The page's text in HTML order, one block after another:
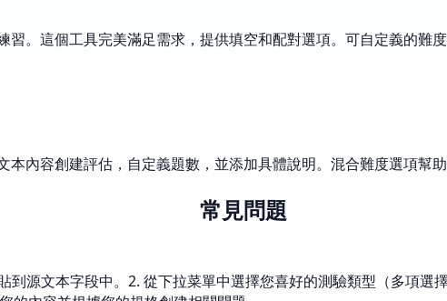
。這個工具完美滿足需求，提供填空和配對選項。可自定義的難
內容創建評估，自定義題數，並添加具體說明。混合難度選項幫
常見問題
源文本字段中。2. 從下拉菜單中選擇您喜好的測驗類型（多項選